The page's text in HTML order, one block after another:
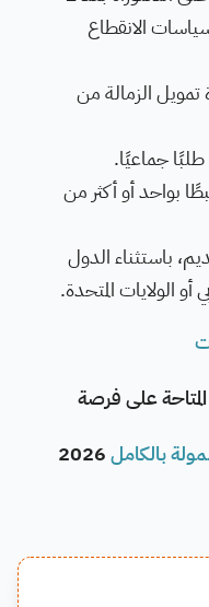
الانقطاع
الزمالة من
جماعيًا.
بواحد أو أكثر من
باستثناء الدول
أو الولايات المتحدة.
المتاحة على فرصة
بالكامل2026